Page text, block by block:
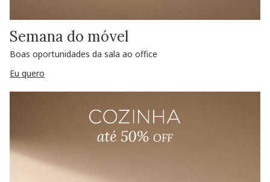
Semana do móvel
Boas oportunidades da sala ao office
Eu quero